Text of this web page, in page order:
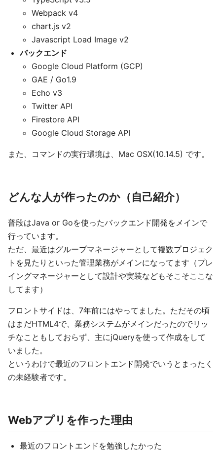
Webpack v4
chart.js v2
Javascript Load Image v2
バックエンド
Google Cloud Platform (GCP)
GAE / Go1.9
Echo v3
Twitter API
Firestore API
Google Cloud Storage API
また、コマンドの実行環境は、Mac OSX(10.14.5) です。
どんな人が作ったのか（自己紹介）
普段はJava or Goを使ったバックエンド開発をメインで
行っています。
ただ、最近はグループマネージャーとして複数プロジェク
トを見たりといった管理業務がメインになってます（プレ
イングマネージャーとして設計や実装などもそこそここな
してます）
フロントサイドは、7年前にはやってました。ただその頃
はまだHTML4で、業務システムがメインだったのでリッ
チなこともしておらず、主にjQueryを使って作成をして
いました。
というわけで最近のフロントエンド開発でいうとまったく
の未経験者です。
Webアプリを作った理由
最近のフロントエンドを勉強したかった